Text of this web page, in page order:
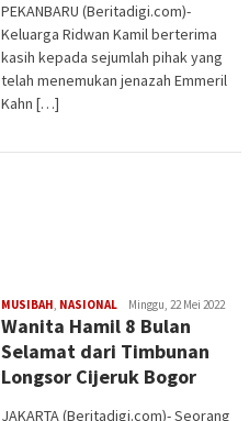
PEKANBARU (Beritadigi.com)-
Keluarga Ridwan Kamil berterima
kasih kepada sejumlah pihak yang
telah menemukan jenazah Emmeril
Kahn […]
MUSIBAH, NASIONALEdi
Gustien
Minggu, 22 Mei 2022
Wanita Hamil 8 Bulan
Selamat dari Timbunan
Longsor Cijeruk Bogor
JAKARTA (Beritadigi.com)- Seorang